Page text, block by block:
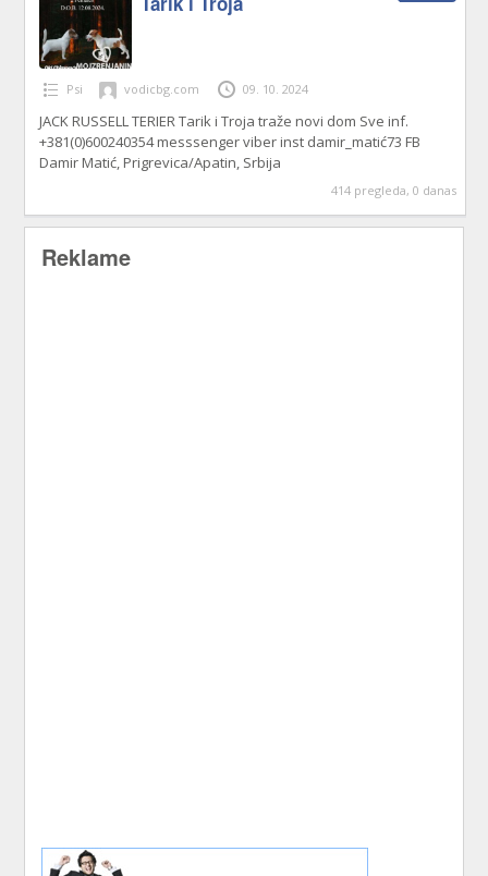
Psi vodicbg.com 09. 10. 2024
JACK RUSSELL TERIER Tarik i Troja traže novi dom Sve inf.
+381(0)600240354 messsenger viber inst damir_matić73 FB
Damir Matić, Prigrevica/Apatin, Srbija
414 pregleda, 0 danas
Reklame